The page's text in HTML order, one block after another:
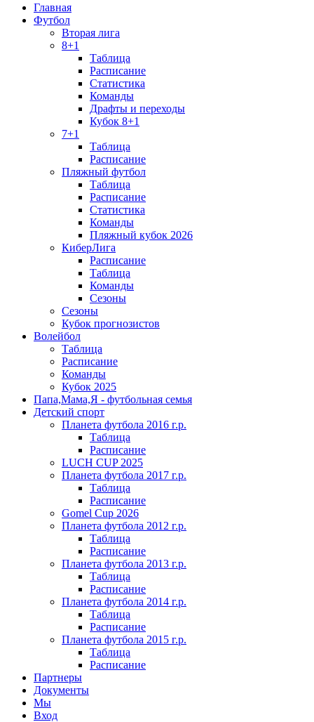
Главная
Футбол
Вторая лига
8+1
Таблица
Расписание
Статистика
Команды
Драфты и переходы
Кубок 8+1
7+1
Таблица
Расписание
Пляжный футбол
Таблица
Расписание
Статистика
Команды
Пляжный кубок 2026
КиберЛига
Расписание
Таблица
Команды
Сезоны
Сезоны
Кубок прогнозистов
Волейбол
Таблица
Расписание
Команды
Кубок 2025
Папа,Мама,Я - футбольная семья
Детский спорт
Планета футбола 2016 г.р.
Таблица
Расписание
LUCH CUP 2025
Планета футбола 2017 г.р.
Таблица
Расписание
Gomel Cup 2026
Планета футбола 2012 г.р.
Таблица
Расписание
Планета футбола 2013 г.р.
Таблица
Расписание
Планета футбола 2014 г.р.
Таблица
Расписание
Планета футбола 2015 г.р.
Таблица
Расписание
Партнеры
Документы
Мы
Вход